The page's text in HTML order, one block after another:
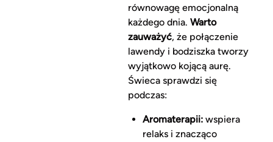
równowagę emocjonalną
każdego dnia. Warto
zauważyć, że połączenie
lawendy i bodziszka tworzy
wyjątkowo kojącą aurę.
Świeca sprawdzi się
podczas:
Aromaterapii:wspiera
relaks i znacząco